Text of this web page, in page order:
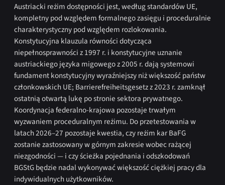
Austriacki reżim dostępności jest, według standardów UE,
kompletny pod względem formalnego zasięgu i proceduralnie
charakterystyczny pod względem rozlokowania.
Konstytucyjna klauzula równości dotycząca
niepełnosprawności z 1997 r. i konstytucyjne uznanie
austriackiego języka migowego z 2005 r. dają systemowi
fundament konstytucyjny wyraźniejszy niż większość państw
członkowskich UE; Barrierefreiheitsgesetz z 2023 r. zamknął
ostatnią otwartą lukę po stronie sektora prywatnego.
Koordynacja federalno-krajowa pozostaje trwałym
wyzwaniem proceduralnym reżimu. Do przetestowania w
latach 2026–27 pozostaje kwestia, czy reżim kar BaFG
zostanie zastosowany w górnym zakresie wobec rażącej
niezgodności — i czy ścieżka pojednania i odszkodowań
BGStG będzie nadal wykonywać większość ciężkiej pracy dla
indywidualnych użytkowników.